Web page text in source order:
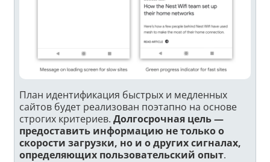
План идентификация быстрых и медленных
сайтов будет реализован поэтапно на основе
строгих критериев. Долгосрочная цель —
предоставить информацию не только о
скорости загрузки, но и о других сигналах,
определяющих пользовательский опыт.